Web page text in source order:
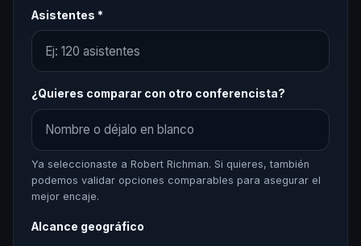
Asistentes *
¿Quieres comparar con otro conferencista?
Ya seleccionaste a Robert Richman. Si quieres, también
podemos validar opciones comparables para asegurar el
mejor encaje.
Alcance geográfico